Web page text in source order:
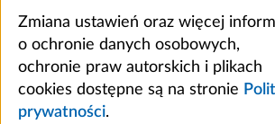
Zmiana ustawień oraz więcej
o ochronie danych osobowych,
ochronie praw autorskich i plikach
cookies dostępne są na stronie
prywatności.